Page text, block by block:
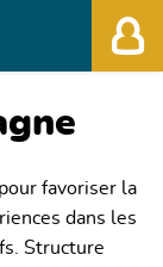
favoriser la
dans les
Structure